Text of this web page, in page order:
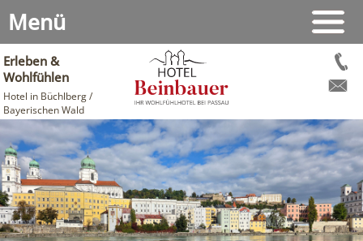
Erleben &
Wohlfühlen
Hotel in Büchlberg /
Bayerischen Wald
Menü